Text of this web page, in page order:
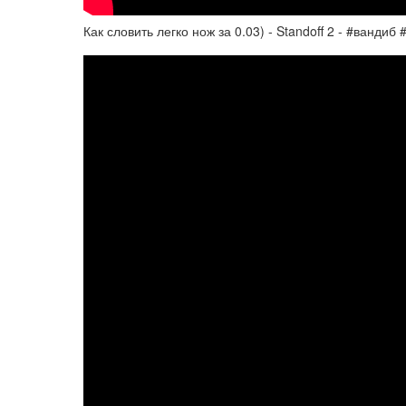
Как словить легко нож за 0.03) - Standoff 2 -